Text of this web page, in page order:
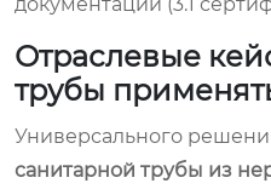
Отраслевые
трубы
Универсального
санитарной трубы из